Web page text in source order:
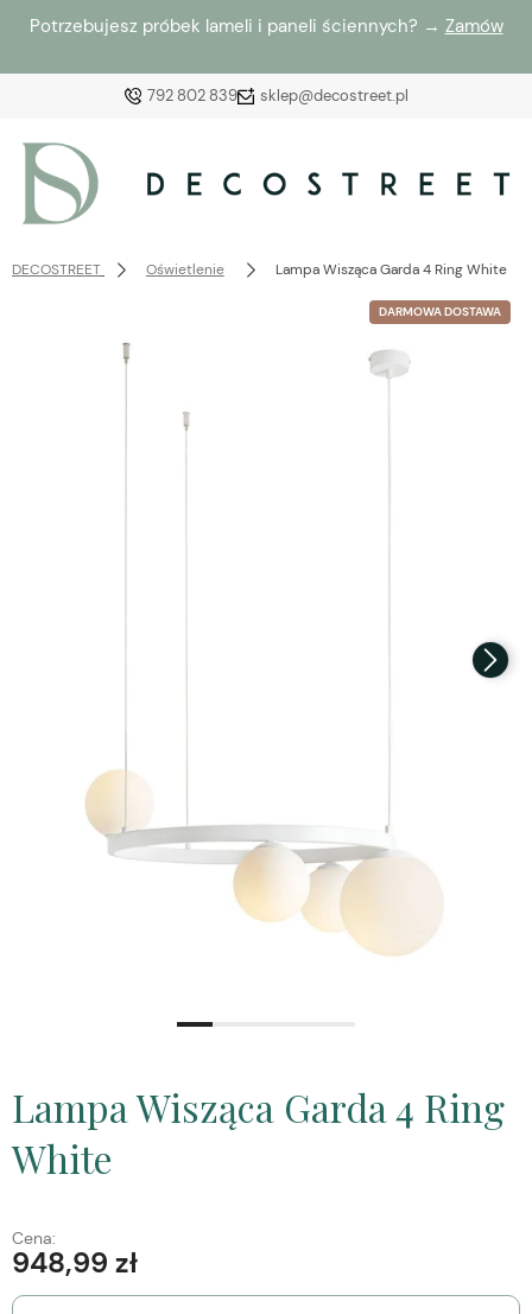
Potrzebujesz próbek lameli i paneli ściennych? → Zamów
792 802 839 sklep@decostreet.pl
Załóż konto
zaloguj się, aby przywrócić dodane produkty do listy
DECOSTREET Oświetlenie Lampa Wisząca Garda 4 Ring White
DARMOWA DOSTAWA
Lampa Wisząca Garda 4 Ring
White
Cena:
948,99 zł